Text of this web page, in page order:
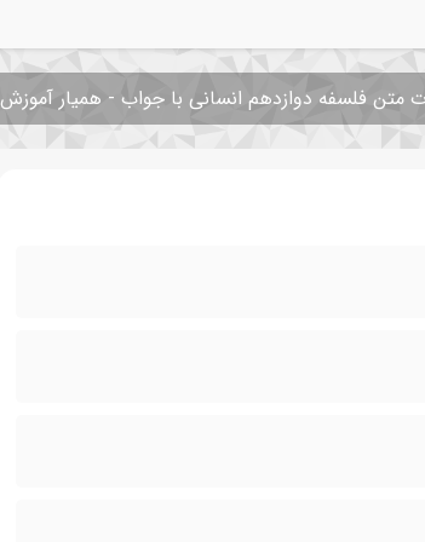
متن فلسفه دوازدهم انسانی با جواب - همیار آموزش